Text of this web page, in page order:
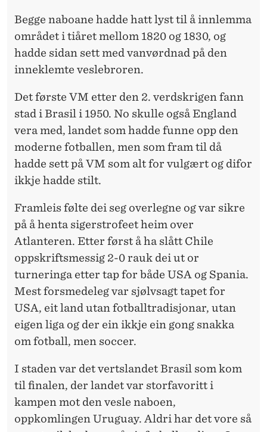
Begge naboane hadde hatt lyst til å innlemma
området i tiåret mellom 1820 og 1830, og
hadde sidan sett med vanvørdnad på den
inneklemte veslebroren.
Det første VM etter den 2. verdskrigen fann
stad i Brasil i 1950. No skulle også England
vera med, landet som hadde funne opp den
moderne fotballen, men som fram til då
hadde sett på VM som alt for vulgært og difor
ikkje hadde stilt.
Framleis følte dei seg overlegne og var sikre
på å henta sigerstrofeet heim over
Atlanteren. Etter først å ha slått Chile
oppskriftsmessig 2-0 rauk dei ut or
turneringa etter tap for både USA og Spania.
Mest forsmedeleg var sjølvsagt tapet for
USA, eit land utan fotballtradisjonar, utan
eigen liga og der ein ikkje ein gong snakka
om fotball, men soccer.
I staden var det vertslandet Brasil som kom
til finalen, der landet var storfavoritt i
kampen mot den vesle naboen,
oppkomlingen Uruguay. Aldri har det vore så